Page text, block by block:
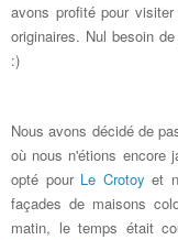
avons profité pour
originaires. Nul besoin
:)
Nous avons décidé de
où nous n'étions encore
opté pour Le Crotoy et
façades de maisons
matin, le temps était